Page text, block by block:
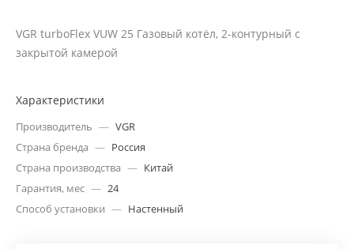
VGR turboFlex VUW 25 Газовый котёл, 2-контурный с
закрытой камерой
Характеристики
Производитель — VGR
Страна бренда — Россия
Страна производства — Китай
Гарантия, мес — 24
Способ установки — Настенный